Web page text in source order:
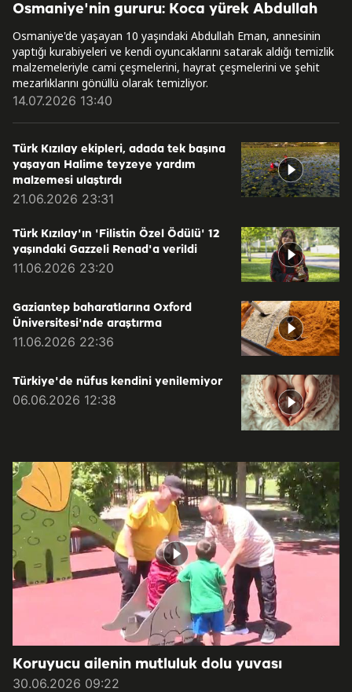
Osmaniye'nin gururu: Koca yürek Abdullah
Osmaniye'de yaşayan 10 yaşındaki Abdullah Eman, annesinin
yaptığı kurabiyeleri ve kendi oyuncaklarını satarak aldığı temizlik
malzemeleriyle cami çeşmelerini, hayrat çeşmelerini ve şehit
mezarlıklarını gönüllü olarak temizliyor.
14.07.2026 13:40
Koruyucu ailenin mutluluk dolu yuvası
30.06.2026 09:22
Türk Kızılay ekipleri, adada tek başına
yaşayan Halime teyzeye yardım
malzemesi ulaştırdı
21.06.2026 23:31
Türk Kızılay'ın 'Filistin Özel Ödülü' 12
yaşındaki Gazzeli Renad'a verildi
11.06.2026 23:20
Gaziantep baharatlarına Oxford
Üniversitesi'nde araştırma
11.06.2026 22:36
Türkiye'de nüfus kendini yenilemiyor
06.06.2026 12:38